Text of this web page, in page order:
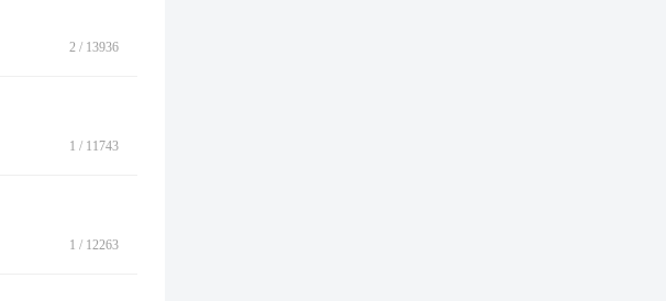
2 / 13936
1 / 11743
1 / 12263